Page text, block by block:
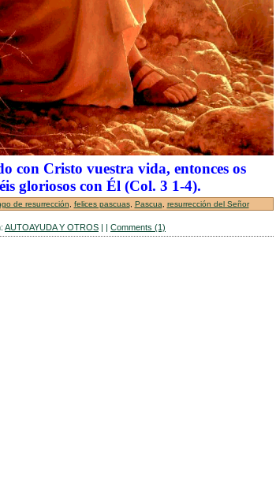
con Cristo vuestra vida, entonces os
gloriosos con Él (Col. 3 1-4).
de resurrección felices pascuas, Pascua resurrección del Señor
AUTOAYUDA Y OTROS | | Comments (1)